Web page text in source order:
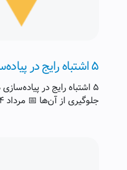
۵ اشتباه رایج در پیاده‌سازی هوش مصنوعی
۵ اشتباه رایج در
جلوگیری از آن‌ها 📅 مرداد ۱۴